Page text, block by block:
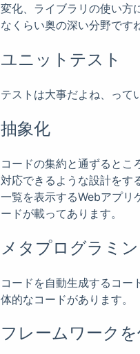
変化、ライブラリの使い方
なくらい奥の深い分野です
ユニットテスト
テストは大事だよね、って
抽象化
コードの集約と通ずるとこ
対応できるような設計をす
一覧を表示するWebアプリ
ードが載ってあります。
メタプログラミ
コードを自動生成するコー
体的なコードがあります。
フレームワークを